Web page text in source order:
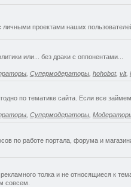
проектами наших
или... без драки с оппонентами...
, Супермодераторы, hohobot, vlt,
по тематике сайта. Если все
, Супермодераторы,
по работе портала, форума и
толка и не относящиеся к
совсем.